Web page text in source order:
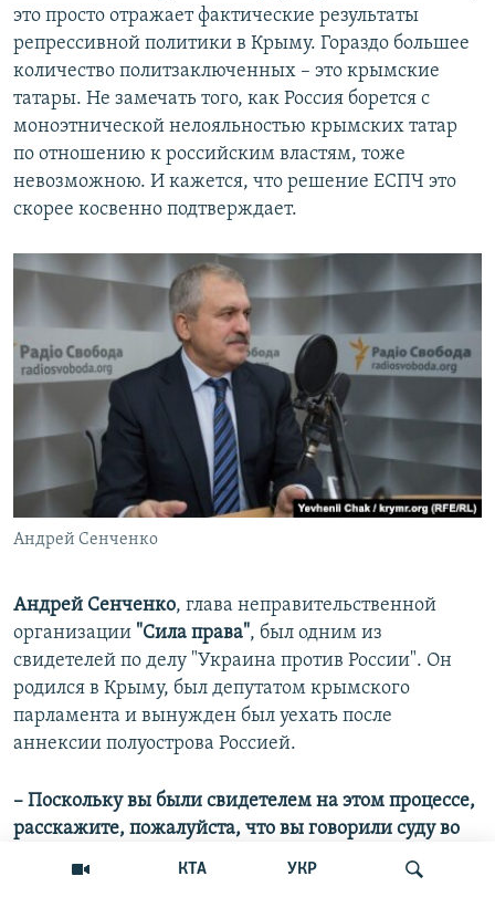
КТА УКР
это просто отражает фактические результаты
репрессивной политики в Крыму. Гораздо большее
количество политзаключенных – это крымские
татары. Не замечать того, как Россия борется с
моноэтнической нелояльностью крымских татар
по отношению к российским властям, тоже
невозможною. И кажется, что решение ЕСПЧ это
скорее косвенно подтверждает.
Андрей Сенченко
Андрей Сенченко, глава неправительственной
организации "Сила права", был одним из
свидетелей по делу "Украина против России". Он
родился в Крыму, был депутатом крымского
парламента и вынужден был уехать после
аннексии полуострова Россией.
– Поскольку вы были свидетелем на этом процессе,
расскажите, пожалуйста, что вы говорили суду во
Конвенции по защите прав человека в Крыму?